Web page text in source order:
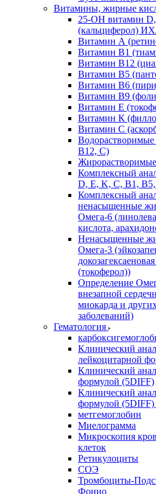
Витамины, жирные
25-OH витамин
(кальциферол)
Витамин А
Витамин В1
Витамин В12
Витамин В5
Витамин В6
Витамин В9
Витамин Е
Витамин К
Витамин С
В12, С)
Комплексный
D, E, K, C, B1,
Комплексный
ненасыщенные
Омега-6
кислота,
Ненасыщенные
Омега-3
(токоферол))
Определение
внезапной
миокарда и
заболеваний)
Гематология
Клинический
лейкоцитарной
Клинический
формулой (5DIFF)
Клинический
формулой
метгемоглобин
Миелограмма
Микроскопия
клеток
Ретикулоциты
СОЭ
Тромбоциты-
Фонио